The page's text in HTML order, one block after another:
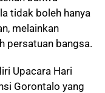
tidak boleh hanya
melainkan
persatuan bangsa.
Upacara Hari
Gorontalo yang